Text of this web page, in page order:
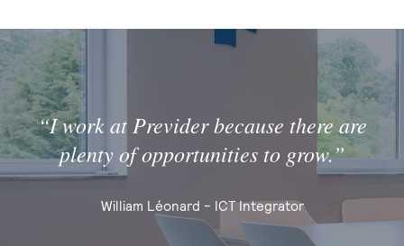
“I work at Previder because there are
plenty of opportunities to grow.”
William Léonard - ICT Integrator